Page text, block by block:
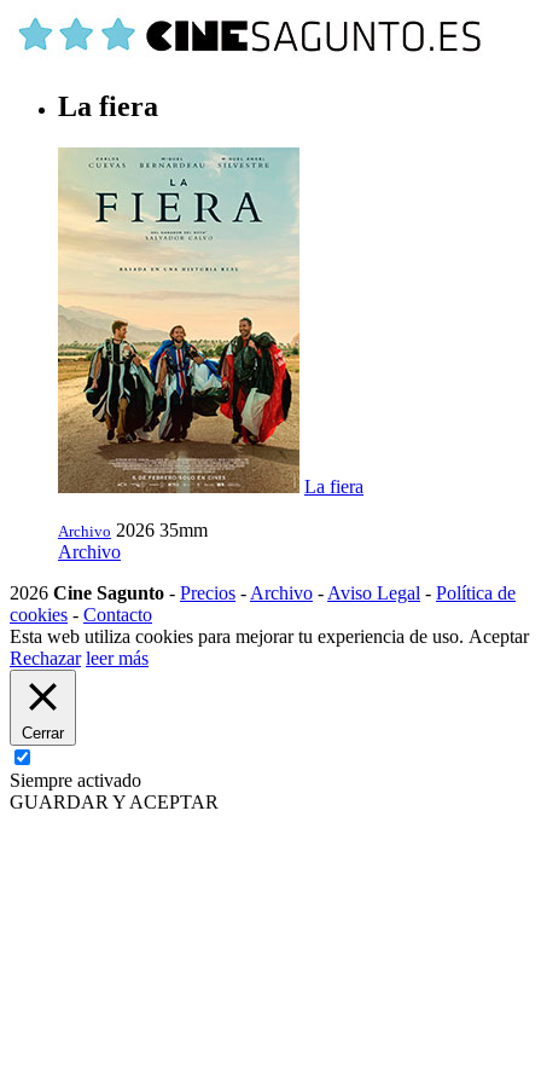
La fiera
La fiera
Archivo 2026 35mm
Archivo
2026 Cine Sagunto - Precios - Archivo - Aviso Legal - Política de
cookies - Contacto
Esta web utiliza cookies para mejorar tu experiencia de uso. Aceptar
Rechazar leer más
Cerrar
Siempre activado
GUARDAR Y ACEPTAR